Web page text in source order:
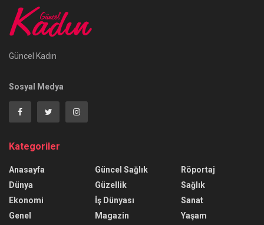
Güncel Kadın
Sosyal Medya
Kategoriler
Anasayfa
Dünya
Ekonomi
Genel
Güncel Sağlık
Güzellik
İş Dünyası
Magazin
Röportaj
Sağlık
Sanat
Yaşam